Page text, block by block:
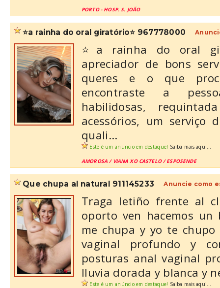
PORTO - HOSP. S. JOÃO
⭐a rainha do oral giratório⭐ 967778000
⭐a rainha do oral
apreciador de bons
queres e o que
encontraste a
habilidosas,
acessórios, um serviço
quali...
Este é um anúncio em destaque! Saiba mais aqui...
AMOROSA / VIANA XO CASTELO / ESPOSENDE
que chupa al natural 911145233 Anuncie como
Traga letiño frente al
oporto ven hacemos
me chupa y yo te
vaginal profundo y
posturas anal vaginal
lluvia dorada y blanca y
Este é um anúncio em destaque! Saiba mais aqui...